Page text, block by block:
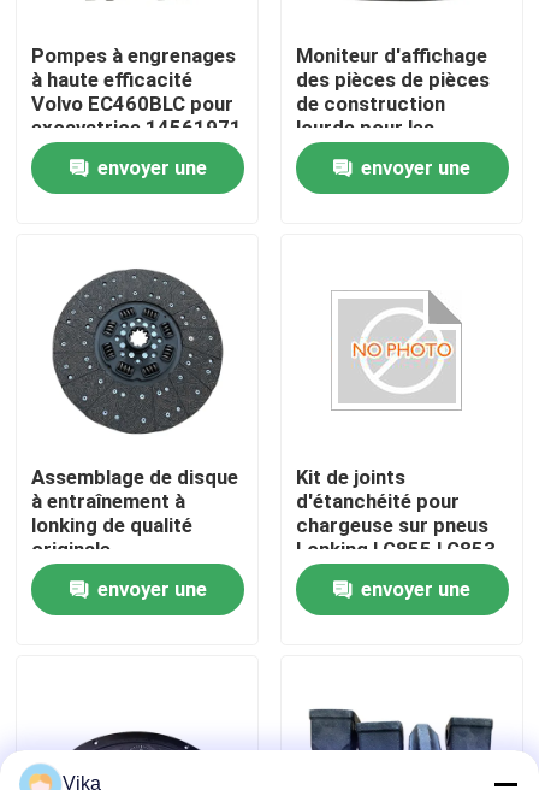
Aperçu
Produits
Visite d'usine
Contrôle de la qualité
Contact
nouvelles
Pièces de rechange Cummins
Pompes à engrenages
à haute efficacité
Volvo EC460BLC pour
excavatrice 14561971
envoyer une
Moniteur d'affichage
des pièces de pièces
de construction
lourde pour les
excavateurs 300426-
00175 pour Doosan
DX500
envoyer une
Assemblage de disque
à entraînement à
lonking de qualité
originale
60980000973 pour
chargeur à roues
envoyer une
Kit de joints
d'étanchéité pour
chargeuse sur pneus
Lonking LG855 LG853
36402100195
envoyer une
Vika